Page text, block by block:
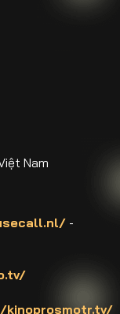
Nam
-